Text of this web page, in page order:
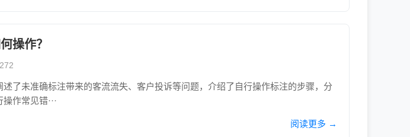
操作？
了未准确标注带来的客流流失、客户投诉等问题，介绍了自行操作标注的步骤，分
作常见错···
阅读更多 →